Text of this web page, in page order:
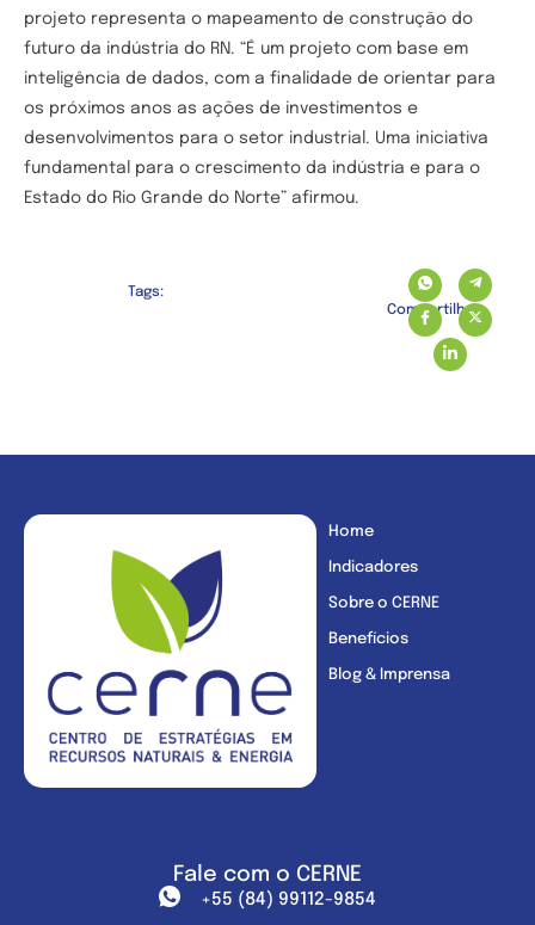
projeto representa o mapeamento de construção do
futuro da indústria do RN. “É um projeto com base em
inteligência de dados, com a finalidade de orientar para
os próximos anos as ações de investimentos e
desenvolvimentos para o setor industrial. Uma iniciativa
fundamental para o crescimento da indústria e para o
Estado do Rio Grande do Norte” afirmou.
Tags:
Compartilhe:
Home
Indicadores
Sobre o CERNE
Benefícios
Blog & Imprensa
Fale com o CERNE
+55 (84) 99112-9854